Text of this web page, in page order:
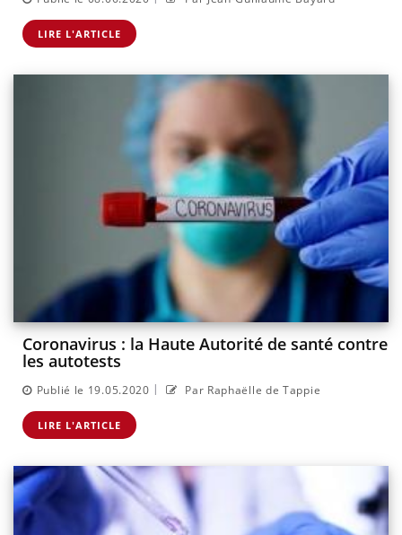
LIRE L'ARTICLE
Coronavirus : la Haute Autorité de santé contre
les autotests
Publié le 19.05.2020 | Par Raphaëlle de Tappie
LIRE L'ARTICLE